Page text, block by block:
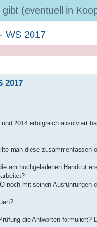
(eventuell in
WS 2017
2017
2014 erfolgreich absolviert
man diese zusammenfassen
am hochgeladenen Handout
noch mit seinen Ausführungen
die Antworten formuliert?